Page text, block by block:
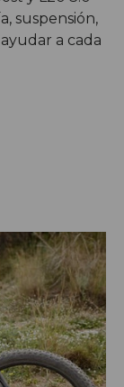
suspensión,
a cada